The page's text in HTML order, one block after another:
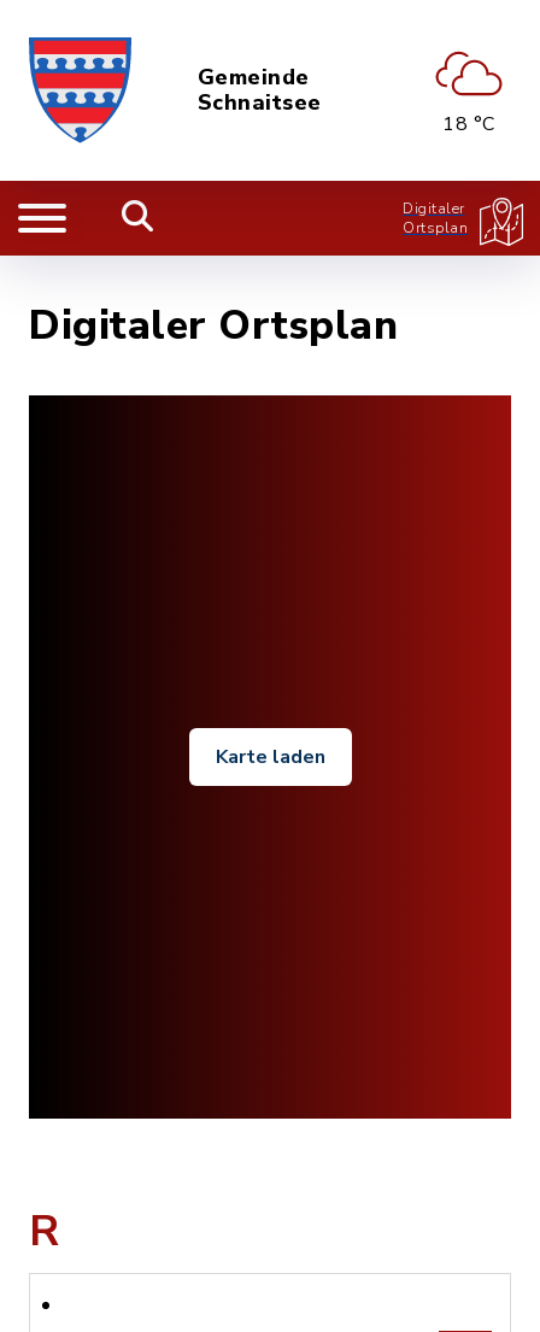
Gemeinde
Schnaitsee
18 °C
Digitaler
Ortsplan
Digitaler Ortsplan
Karte laden
R